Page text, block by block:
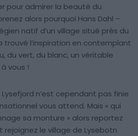
pour admirer la beauté du
alors pourquoi Hans Dahl –
natif d’un village situé près du
trouvé l’inspiration en contemplant
du vert, du blanc, un véritable
vous !
n’est cependant pas finie
vous attend. Mais « qui
sa monture » alors reportez
rejoignez le village de Lysebotn